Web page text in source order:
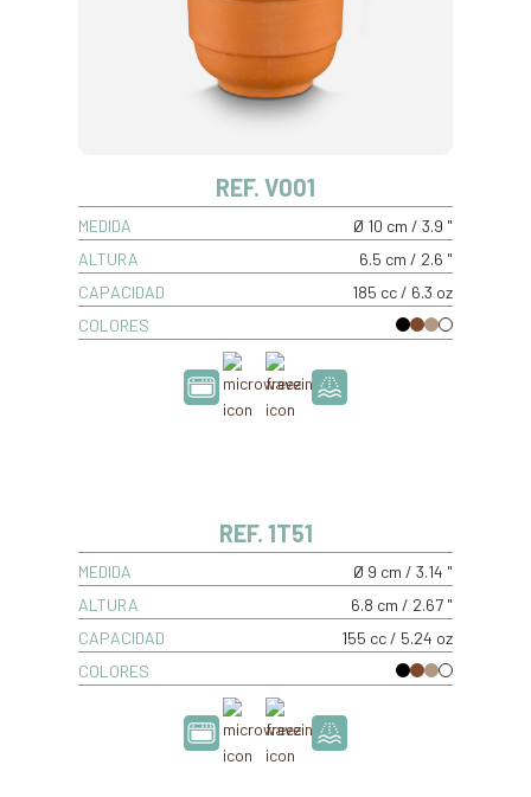
REF. V001
MEDIDA
Ø 10 cm / 3.9 "
ALTURA
6.5 cm / 2.6 "
CAPACIDAD
185 cc / 6.3 oz
COLORES
REF. 1T51
MEDIDA
Ø 9 cm / 3.14 "
ALTURA
6.8 cm / 2.67 "
CAPACIDAD
155 cc / 5.24 oz
COLORES